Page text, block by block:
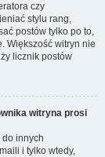
czy
stylu rang,
postów tylko po to,
Większość witryn nie
licznik postów
witryna prosi
do innych
i tylko wtedy,